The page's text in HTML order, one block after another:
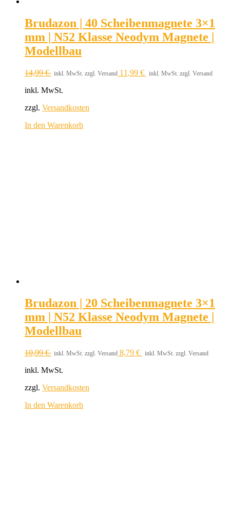
Brudazon | 40 Scheibenmagnete 3×1
mm | N52 Klasse Neodym Magnete |
Modellbau
14,99€ inkl. MwSt. zzgl. Versand 11,99 € inkl. MwSt. zzgl. Versand
inkl. MwSt.
zzgl. Versandkosten
In den Warenkorb
Brudazon | 20 Scheibenmagnete 3×1
mm | N52 Klasse Neodym Magnete |
Modellbau
10,99€ inkl. MwSt. zzgl. Versand 8,79 € inkl. MwSt. zzgl. Versand
inkl. MwSt.
zzgl. Versandkosten
In den Warenkorb